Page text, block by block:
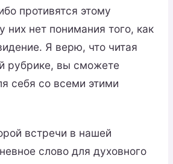
противятся этому
них нет понимания того, как
Я верю, что читая
рубрике, вы сможете
себя со всеми этими
встречи в нашей
слово для духовного